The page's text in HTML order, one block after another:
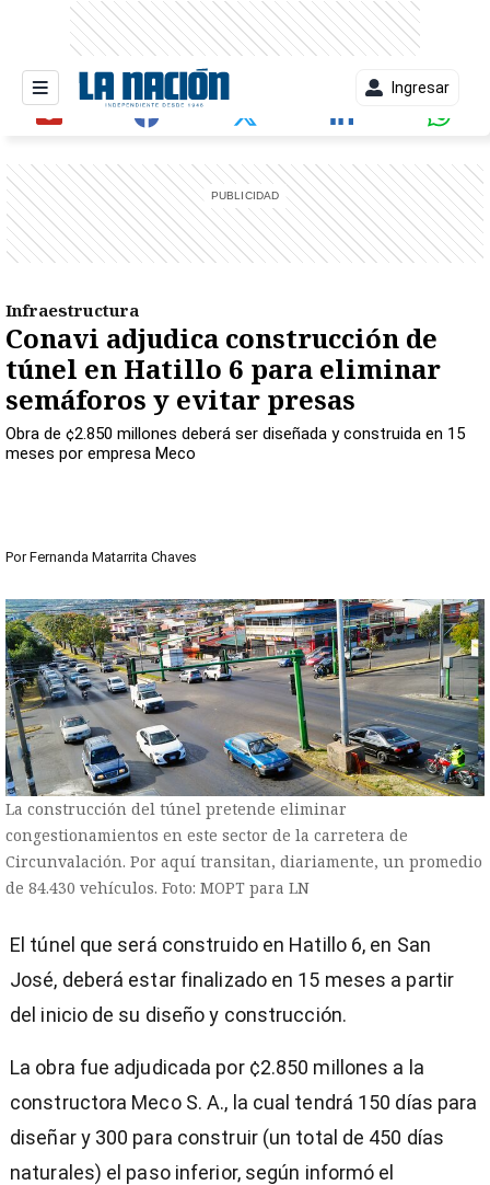
Ingresar
Infraestructura
Conavi adjudica construcción de
túnel en Hatillo 6 para eliminar
semáforos y evitar presas
Obra de ¢2.850 millones deberá ser diseñada y construida en 15
meses por empresa Meco
Por Fernanda Matarrita Chaves
La construcción del túnel pretende eliminar
congestionamientos en este sector de la carretera de
Circunvalación. Por aquí transitan, diariamente, un promedio
de 84.430 vehículos. Foto: MOPT para LN
El túnel que será construido en Hatillo 6, en San
José, deberá estar finalizado en 15 meses a partir
del inicio de su diseño y construcción.
La obra fue adjudicada por ¢2.850 millones a la
constructora Meco S. A., la cual tendrá 150 días para
diseñar y 300 para construir (un total de 450 días
naturales) el paso inferior, según informó el